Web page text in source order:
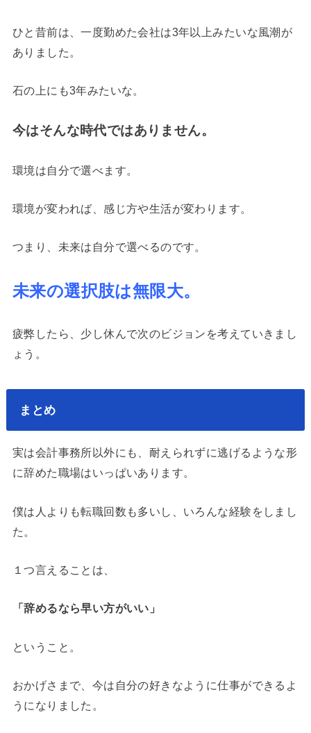
ひと昔前は、一度勤めた会社は3年以上みたいな風潮が
ありました。
石の上にも3年みたいな。
今はそんな時代ではありません。
環境は自分で選べます。
環境が変われば、感じ方や生活が変わります。
つまり、未来は自分で選べるのです。
未来の選択肢は無限大。
疲弊したら、少し休んで次のビジョンを考えていきまし
ょう。
まとめ
実は会計事務所以外にも、耐えられずに逃げるような形
に辞めた職場はいっぱいあります。
僕は人よりも転職回数も多いし、いろんな経験をしまし
た。
１つ言えることは、
「辞めるなら早い方がいい」
ということ。
おかげさまで、今は自分の好きなように仕事ができるよ
うになりました。